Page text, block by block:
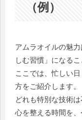
（例）
アムラオイルの魅
しむ習慣」になるこ
ここでは、忙しい
方をご紹介します。
どれも特別な技術
心を整える時間を